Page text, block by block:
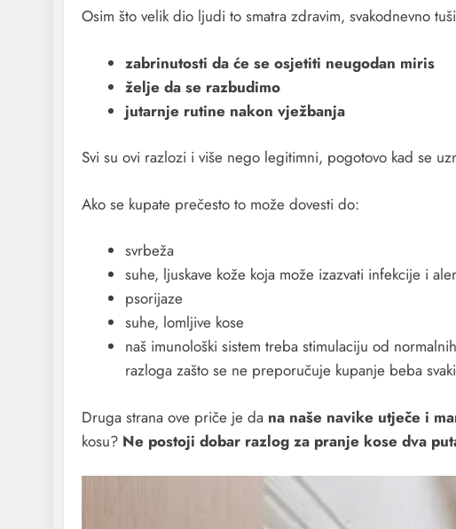
Osim što velik dio ljudi to smatra zdravim, svakodnevno
zabrinutosti da će se osjetiti neugodan miris
želje da se razbudimo
jutarnje rutine nakon vježbanja
Svi su ovi razlozi i više nego legitimni, pogotovo kad se
Ako se kupate prečesto to može dovesti do:
svrbeža
suhe, ljuskave kože koja može izazvati infekcije i
psorijaze
suhe, lomljive kose
naš imunološki sistem treba stimulaciju od
razloga zašto se ne preporučuje kupanje beba
Druga strana ove priče je da na naše navike utječe i
kosu? Ne postoji dobar razlog za pranje kose dva